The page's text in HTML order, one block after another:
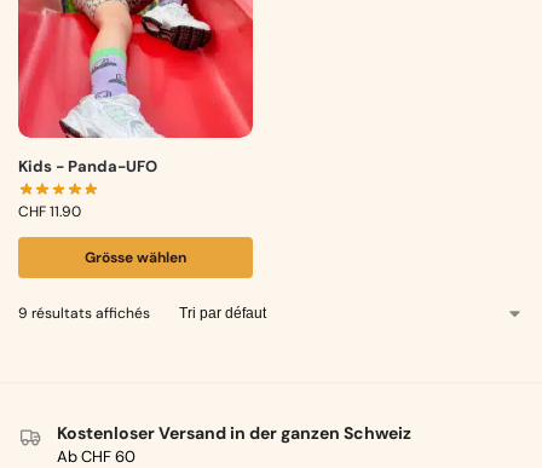
Kids - Panda-UFO
CHF11.90
Grösse wählen
9 résultats affichés
Kostenloser Versand in der ganzen Schweiz
Ab CHF 60